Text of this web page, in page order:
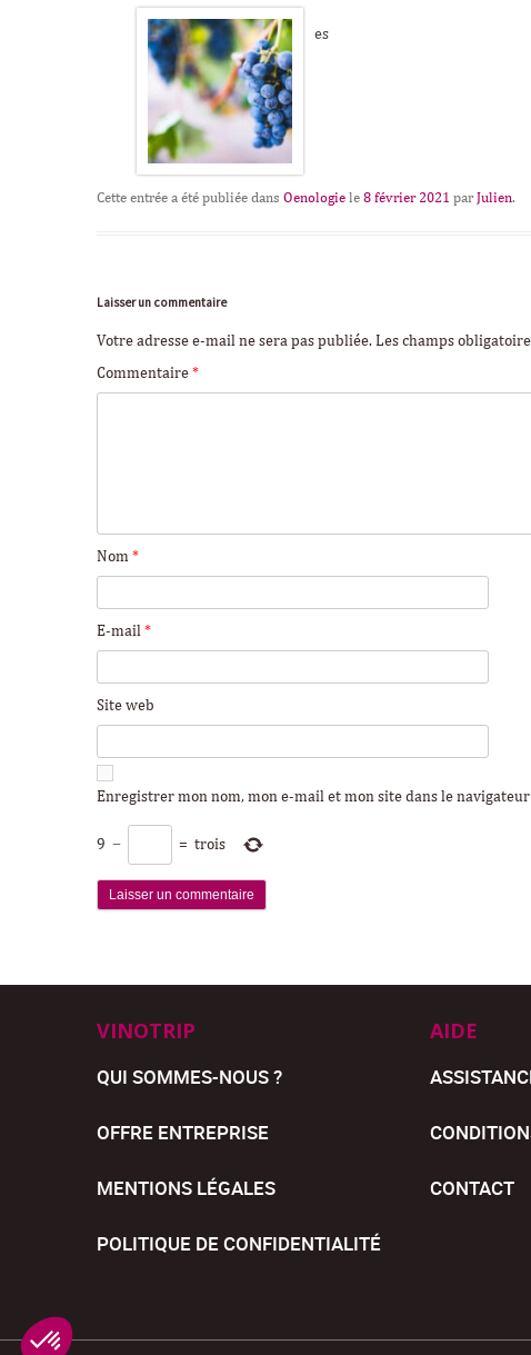
es
Cette entrée a été publiée dans Oenologie le 8 février 2021 par Julien.
Laisser un commentaire
Votre adresse e-mail ne sera pas publiée. Les champs
Commentaire *
Nom *
E-mail *
Site web
Enregistrer mon nom, mon e-mail et mon site dans le
9 − = trois
VINOTRIP
QUI SOMMES-NOUS ?
OFFRE ENTREPRISE
MENTIONS LÉGALES
POLITIQUE DE CONFIDENTIALITÉ
AIDE
CONTACT